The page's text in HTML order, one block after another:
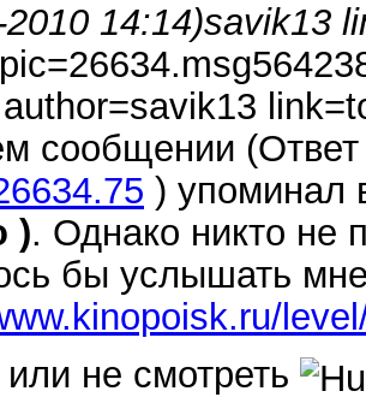
14:14)savik13
сообщении
) упоминал
). Однако никто не
бы услышать
не смотреть